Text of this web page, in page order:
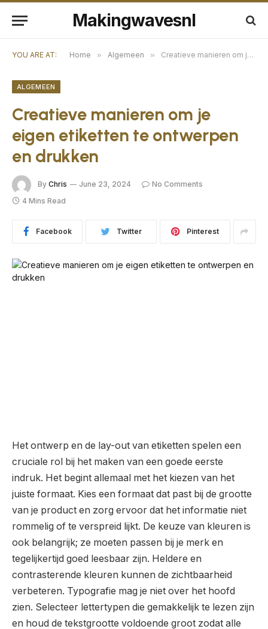
Makingwavesnl
YOU ARE AT: Home » Algemeen » Creatieve manieren om je eigen etiketten te ontwerpen en drukken
ALGEMEEN
Creatieve manieren om je
eigen etiketten te ontwerpen
en drukken
By Chris June 23, 2024
No Comments
4 Mins Read
Facebook Twitter Pinterest
Het ontwerp en de lay-out van etiketten spelen een
cruciale rol bij het maken van een goede eerste
indruk. Het begint allemaal met het kiezen van het
juiste formaat. Kies een formaat dat past bij de grootte
van je product en zorg ervoor dat het informatie niet
rommelig of te verspreid lijkt. De keuze van kleuren is
ook belangrijk; ze moeten passen bij je merk en
tegelijkertijd goed leesbaar zijn. Heldere en
contrasterende kleuren kunnen de zichtbaarheid
verbeteren. Typografie mag je niet over het hoofd
zien. Selecteer lettertypen die gemakkelijk te lezen zijn
en houd de tekstgrootte voldoende groot zodat alle